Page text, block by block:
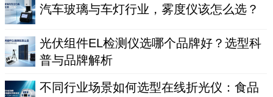
汽车玻璃与车灯行业，雾度仪该怎么选？
光伏组件EL检测仪选哪个品牌好？选型科
普与品牌解析
不同行业场景如何选型在线折光仪：食品